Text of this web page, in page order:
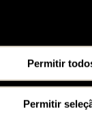
Permitir
Permitir